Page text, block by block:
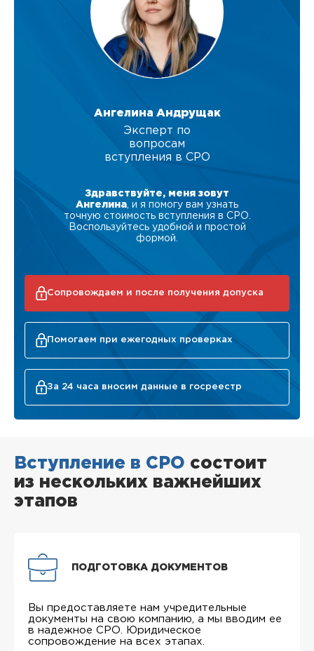
Ангелина Андрущак
Эксперт по
вопросам
вступления в СРО
Здравствуйте, меня зовут
Ангелина , и я помогу вам узнать
точную стоимость вступления в СРО.
Воспользуйтесь удобной и простой
формой.
Сопровождаем и после получения допуска
Помогаем при ежегодных проверках
За 24 часа вносим данные в госреестр
Вступление в СРО состоит
из нескольких важнейших
этапов
ПОДГОТОВКА ДОКУМЕНТОВ
Вы предоставляете нам учредительные
документы на свою компанию, а мы вводим ее
в надежное СРО. Юридическое
сопровождение на всех этапах.